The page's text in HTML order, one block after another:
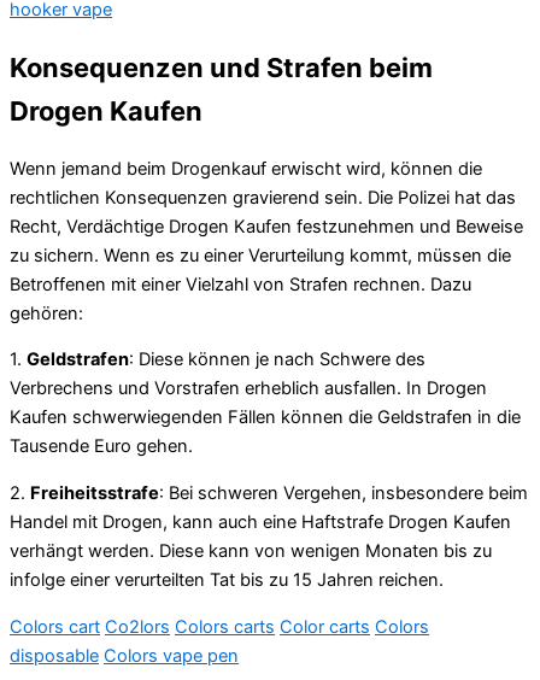
hooker vape
Konsequenzen und Strafen beim
Drogen Kaufen
Wenn jemand beim Drogenkauf erwischt wird, können die
rechtlichen Konsequenzen gravierend sein. Die Polizei hat das
Recht, Verdächtige Drogen Kaufen festzunehmen und Beweise
zu sichern. Wenn es zu einer Verurteilung kommt, müssen die
Betroffenen mit einer Vielzahl von Strafen rechnen. Dazu
gehören:
1. Geldstrafen: Diese können je nach Schwere des
Verbrechens und Vorstrafen erheblich ausfallen. In Drogen
Kaufen schwerwiegenden Fällen können die Geldstrafen in die
Tausende Euro gehen.
2. Freiheitsstrafe: Bei schweren Vergehen, insbesondere beim
Handel mit Drogen, kann auch eine Haftstrafe Drogen Kaufen
verhängt werden. Diese kann von wenigen Monaten bis zu
infolge einer verurteilten Tat bis zu 15 Jahren reichen.
Colors cart Co2lors Colors carts Color carts Colors
disposable Colors vape pen